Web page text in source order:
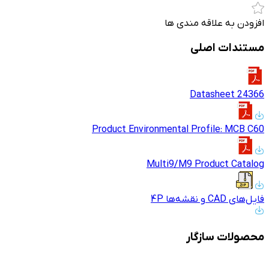
افزودن به علاقه مندی ها
مستندات اصلی
Datasheet 24366
Product Environmental Profile: MCB C60
Multi9/M9 Product Catalog
فایل‌های CAD و نقشه‌ها 4P
محصولات سازگار